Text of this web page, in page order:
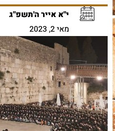
י"א אייר ה'תשפ"ג
מאי 2, 2023